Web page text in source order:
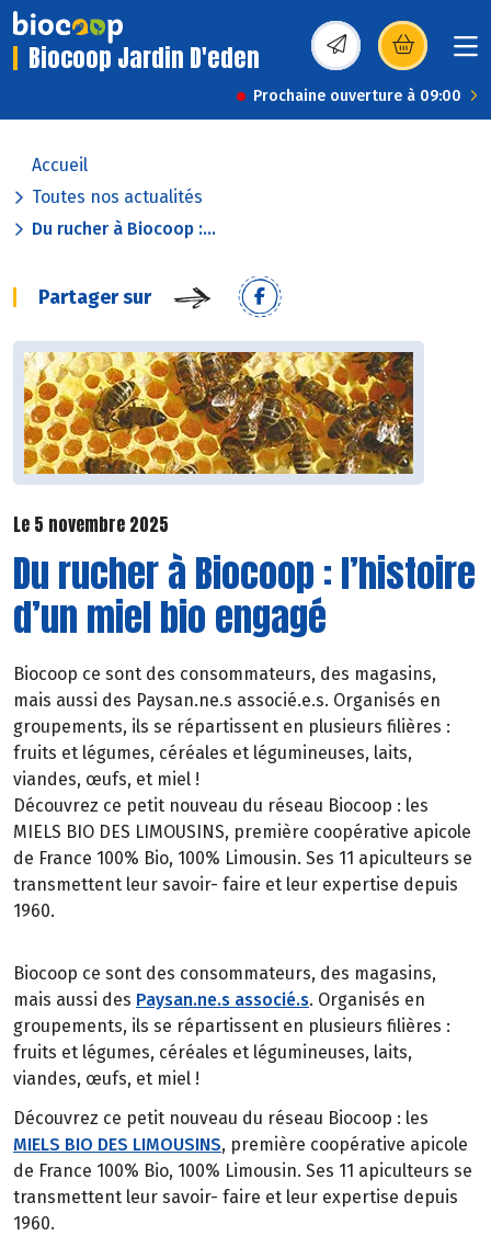
Biocoop Jardin D'eden (s’ouvre dans une
Prochaine ouverture à 09:00
Accueil
Toutes nos actualités
Du rucher à Biocoop :...
Partager sur
Le 5 novembre 2025
Du rucher à Biocoop : l’histoire
d’un miel bio engagé
Biocoop ce sont des consommateurs, des magasins,
mais aussi des Paysan.ne.s associé.e.s. Organisés en
groupements, ils se répartissent en plusieurs filières :
fruits et légumes, céréales et légumineuses, laits,
viandes, œufs, et miel !
Découvrez ce petit nouveau du réseau Biocoop : les
MIELS BIO DES LIMOUSINS, première coopérative apicole
de France 100% Bio, 100% Limousin. Ses 11 apiculteurs se
transmettent leur savoir- faire et leur expertise depuis
1960.
Biocoop ce sont des consommateurs, des magasins,
mais aussi des Paysan.ne.s associé.s. Organisés en
groupements, ils se répartissent en plusieurs filières :
fruits et légumes, céréales et légumineuses, laits,
viandes, œufs, et miel !
Découvrez ce petit nouveau du réseau Biocoop : les
MIELS BIO DES LIMOUSINS, première coopérative apicole
de France 100% Bio, 100% Limousin. Ses 11 apiculteurs se
transmettent leur savoir- faire et leur expertise depuis
1960.